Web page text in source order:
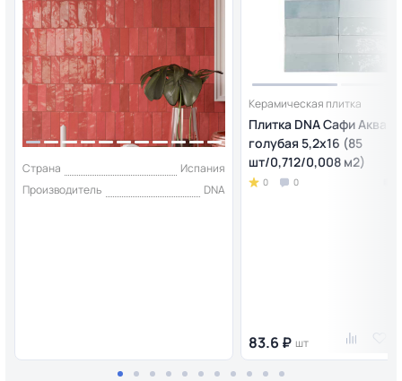
Страна
Испания
Производитель
DNA
Керамическая плитка
Плитка DNA Сафи Аква/
голубая 5,2х16 (85
шт/0,712/0,008 м2)
0 0
83.6 ₽ шт